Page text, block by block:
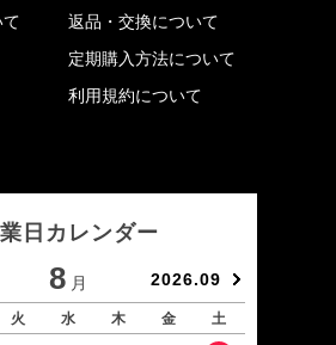
返品・交換について
定期購入方法について
利用規約について
日カレンダー
8 月 2026.09
火 水 木 金 土